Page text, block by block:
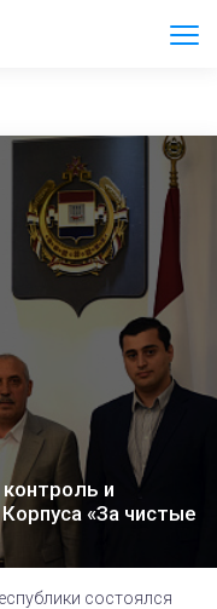
и
«За чистые
состоялся